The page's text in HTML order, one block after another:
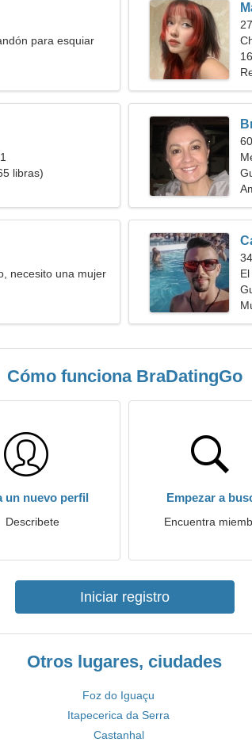
para esquiar
libras)
necesito una mujer
Cómo funciona BraDatingGo
un nuevo perfil
Describete
Empezar a
Encuentra
Iniciar registro
Otros lugares, ciudades
Foz do Iguaçu
Itapecerica da Serra
Castanhal